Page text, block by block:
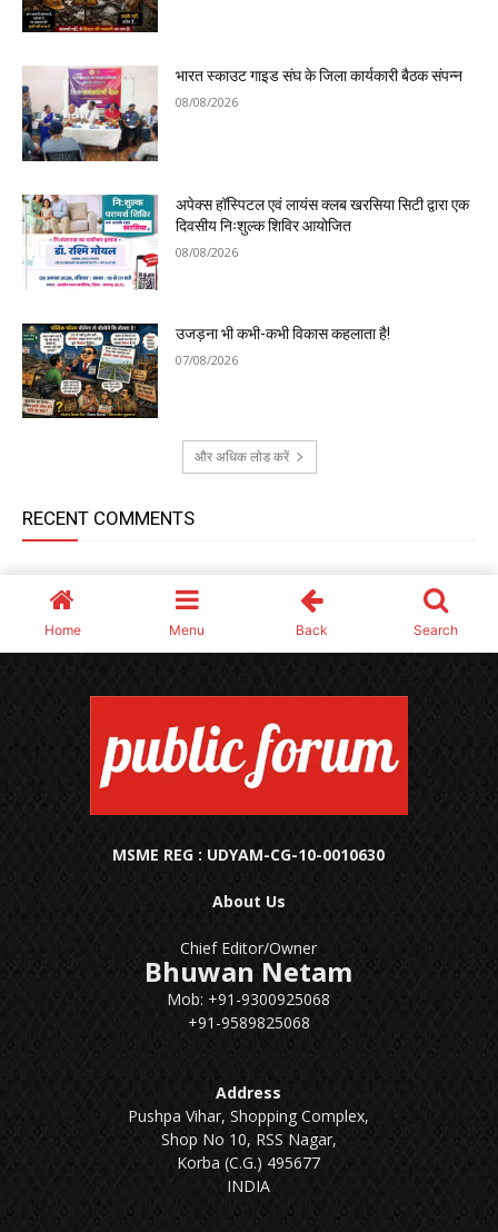
MSME REG : UDYAM-CG-10-0010630
About Us
Chief Editor/Owner
Bhuwan Netam
Mob: +91-9300925068
+91-9589825068
Address
Pushpa Vihar, Shopping Complex,
Shop No 10, RSS Nagar,
Korba (C.G.) 495677
INDIA